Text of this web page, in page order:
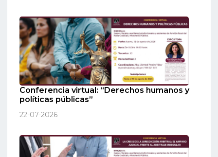
Conferencia virtual: “Derechos humanos y
políticas públicas”
22-07-2026